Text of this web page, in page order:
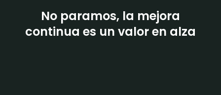
No paramos, la mejora
continua es un valor en alza